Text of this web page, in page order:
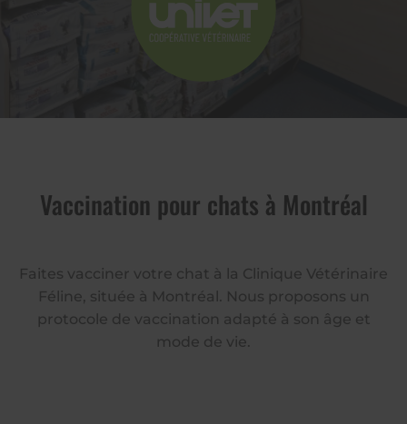
Vaccination pour chats à Montréal
Faites vacciner votre chat à la Clinique Vétérinaire
Féline, située à Montréal. Nous proposons un
protocole de vaccination adapté à son âge et
mode de vie.